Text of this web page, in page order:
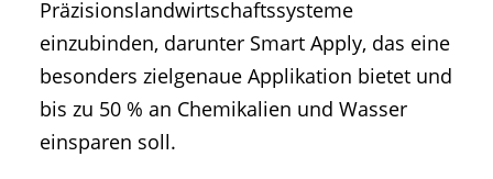
Präzisionslandwirtschaftssysteme
einzubinden, darunter Smart Apply, das eine
besonders zielgenaue Applikation bietet und
bis zu 50 % an Chemikalien und Wasser
einsparen soll.